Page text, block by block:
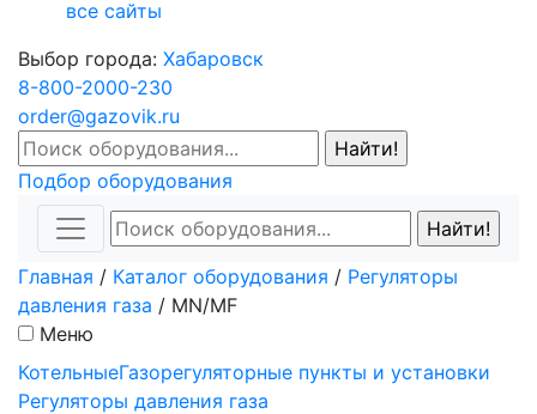
все сайты
Выбор города: Хабаровск
8-800-2000-230
order@gazovik.ru
Подбор оборудования
Главная / Каталог оборудования / Регуляторы
давления газа / MN/MF
Меню
КотельныеГазорегуляторные пункты и установки
Регуляторы давления газа